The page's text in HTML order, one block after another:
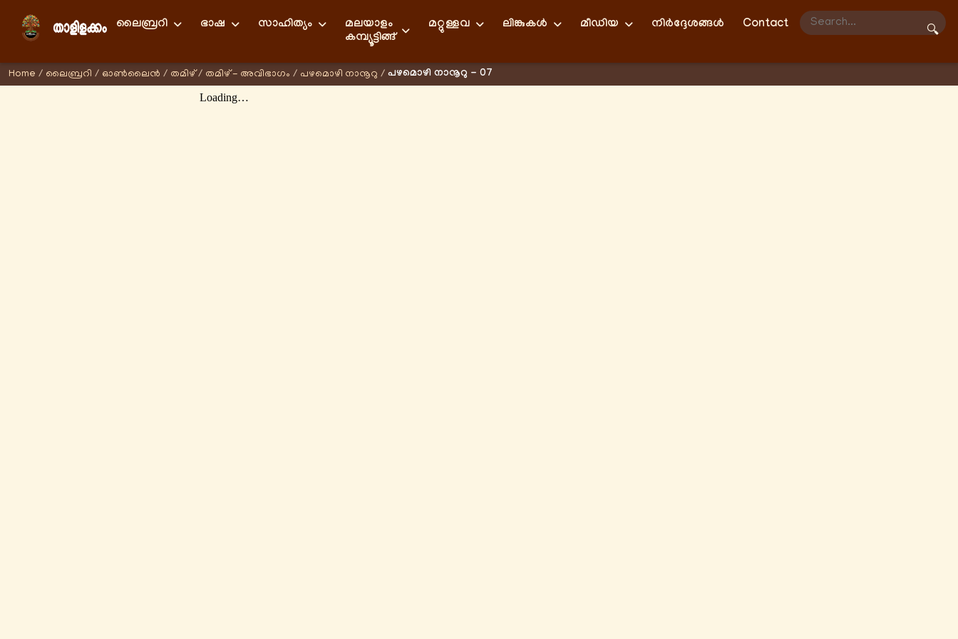
ലൈബ്രറി ഭാഷ സാഹിത്യം
മലയാളം
കമ്പ്യൂട്ടിങ്ങ്
മറ്റുള്ളവ ലിങ്കുകള്‍ മീഡിയ നിർദ്ദേശങ്ങൾ Contact
🔍
Home / ലൈബ്രറി / ഓണ്‍ലൈന്‍ / തമിഴ് / തമിഴ് - അവിഭാഗം / പഴമൊഴി നാനൂറു / പഴമൊഴി നാനൂറു - 07